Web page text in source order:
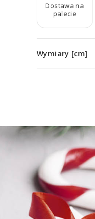
Dostawa na
palecie
Wymiary [cm]